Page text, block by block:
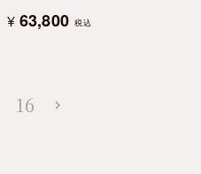
¥ 63,800 税込
16